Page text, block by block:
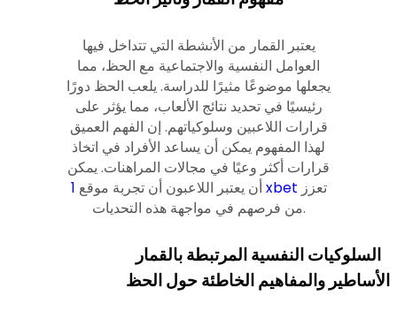
يعتبر القمار من الأنشطة التي تتداخل فيها
العوامل النفسية والاجتماعية مع الحظ، مما
يجعلها موضوعًا مثيرًا للدراسة. يلعب الحظ دورًا
رئيسيًا في تحديد نتائج الألعاب، مما يؤثر على
قرارات اللاعبين وسلوكياتهم. إن الفهم العميق
لهذا المفهوم يمكن أن يساعد الأفراد في اتخاذ
قرارات أكثر وعيًا في مجالات المراهنات. يمكن
أن يعتبر اللاعبون أن تجربة موقع1 xbet
من فرصهم في مواجهة هذه التحديات.
السلوكيات النفسية المرتبطة بالقمار
الأساطير والمفاهيم الخاطئة حول الحظ